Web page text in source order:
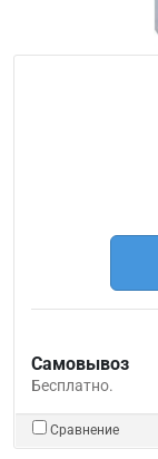
Самовывоз
Бесплатно.
Сравнение